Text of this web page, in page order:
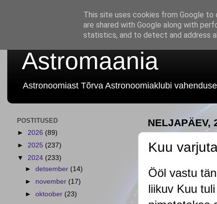
Astromaania
Astronoomiast Tõrva Astronoomiaklubi
NELJAPÄEV,
Kuu
Ööl vastu
liikuv Kuu
POSTITUSED
► 2026 (89)
► 2025 (237)
▼ 2024 (233)
►detsember (14)
► november (17)
►oktoober (23)
This site uses cookies from Google to
are shared with Google along with
statistics, and to detect and address